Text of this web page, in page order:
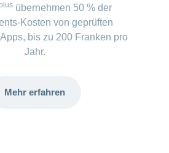
übernehmen 50 % der
Kosten von geprüften
bis zu 200 Franken pro
Jahr.
Mehr erfahren